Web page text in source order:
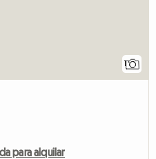
1
para alquilar